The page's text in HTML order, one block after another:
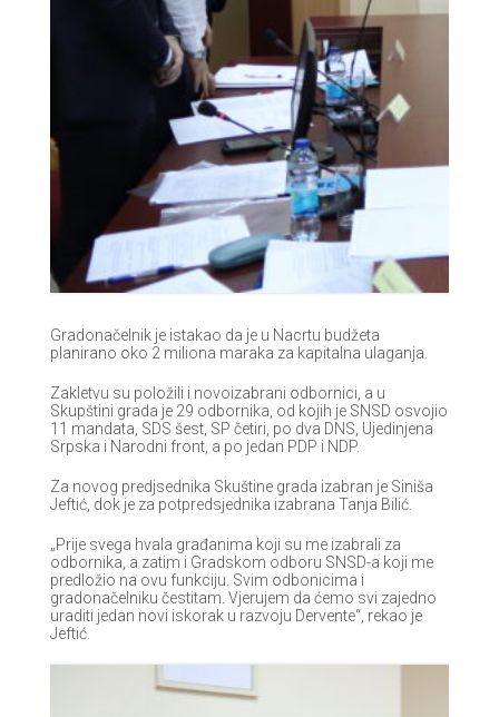
Gradonačelnik je istakao da je u Nacrtu budžeta
planirano oko 2 miliona maraka za kapitalna ulaganja.
Zakletvu su položili i novoizabrani odbornici, a u
Skupštini grada je 29 odbornika, od kojih je SNSD osvojio
11 mandata, SDS šest, SP četiri, po dva DNS, Ujedinjena
Srpska i Narodni front, a po jedan PDP i NDP.
Za novog predjsednika Skuštine grada izabran je Siniša
Jeftić, dok je za potpredsjednika izabrana Tanja Bilić.
„Prije svega hvala građanima koji su me izabrali za
odbornika, a zatim i Gradskom odboru SNSD-a koji me
predložio na ovu funkciju. Svim odbonicima i
gradonačelniku čestitam. Vjerujem da ćemo svi zajedno
uraditi jedan novi iskorak u razvoju Dervente“, rekao je
Jeftić.